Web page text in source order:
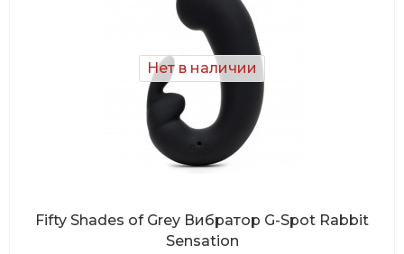
Нет в наличии
Fifty Shades of Grey Вибратор G-Spot Rabbit
Sensation